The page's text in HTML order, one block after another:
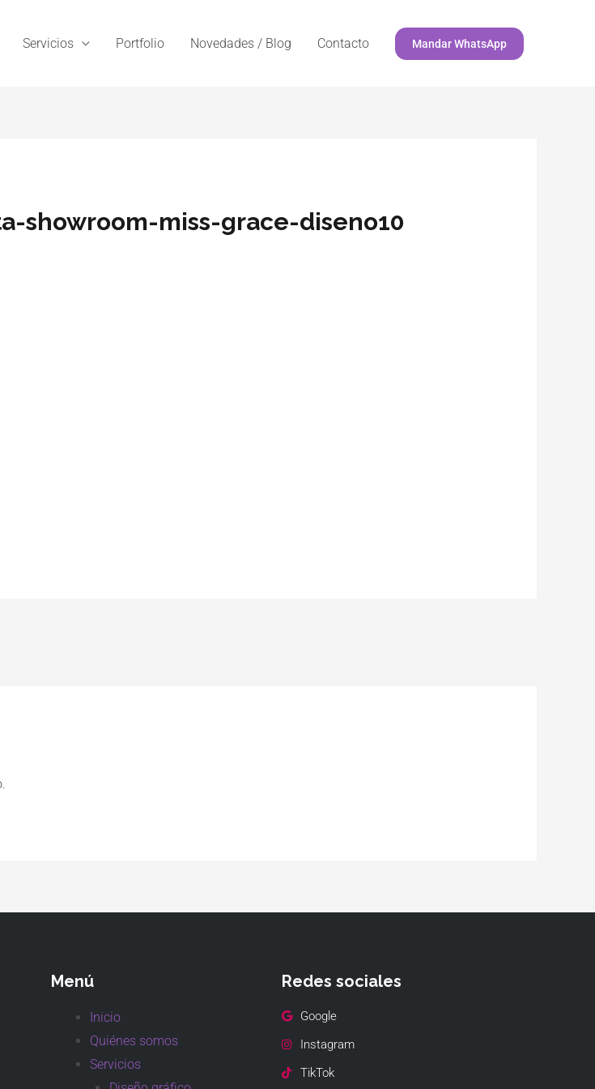
Servicios Portfolio Novedades / Blog Contacto Mandar WhatsApp
showroom-miss-grace-diseno10
Menú
Inicio
Quiénes somos
Servicios
Redes sociales
Google
Instagram
TikTok